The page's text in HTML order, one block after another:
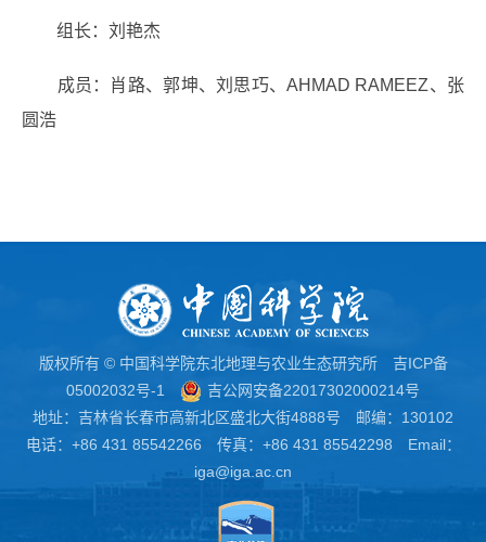
组长：刘艳杰
成员：肖路、郭坤、刘思巧、AHMAD RAMEEZ、张
圆浩
版权所有 © 中国科学院东北地理与农业生态研究所 吉ICP备
05002032号-1
吉公网安备22017302000214号
地址：吉林省长春市高新北区盛北大街4888号 邮编：130102
电话：+86 431 85542266 传真：+86 431 85542298 Email：
iga@iga.ac.cn